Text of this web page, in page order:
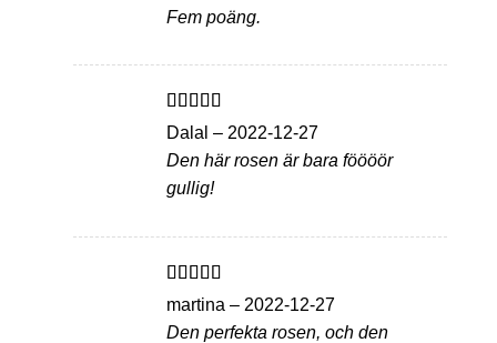
Fem poäng.
Betygsatt5
av 5
Dalal – 2022-12-27
Den här rosen är bara föööör
gullig!
Betygsatt
av 5
martina – 2022-12-27
Den perfekta rosen, och den